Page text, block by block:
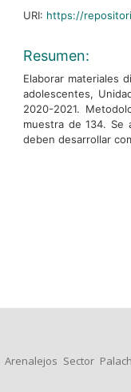
URI: https://
Resumen:
Elaborar materiales
adolescentes,
2020-2021.
muestra de 134.
deben desarrollar
Sector